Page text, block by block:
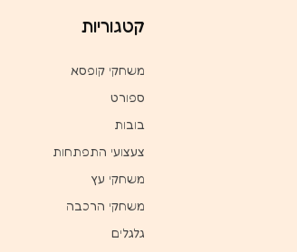
קטגוריות
משחקי קופסא
ספורט
בובות
צעצועי התפתחות
משחקי עץ
משחקי הרכבה
גלגלים